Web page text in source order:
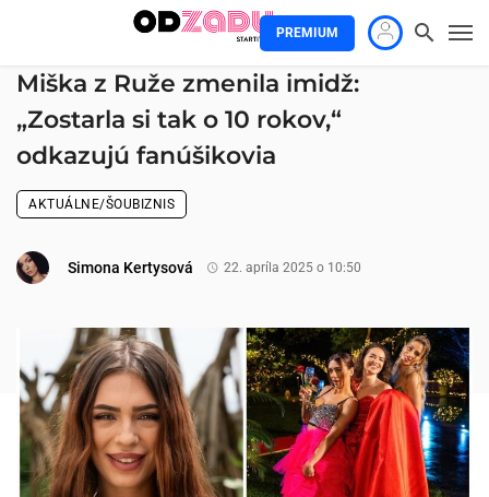
PREMIUM
Miška z Ruže zmenila imidž:
„Zostarla si tak o 10 rokov,“
odkazujú fanúšikovia
AKTUÁLNE/ŠOUBIZNIS
Simona Kertysová 22. apríla 2025 o 10:50